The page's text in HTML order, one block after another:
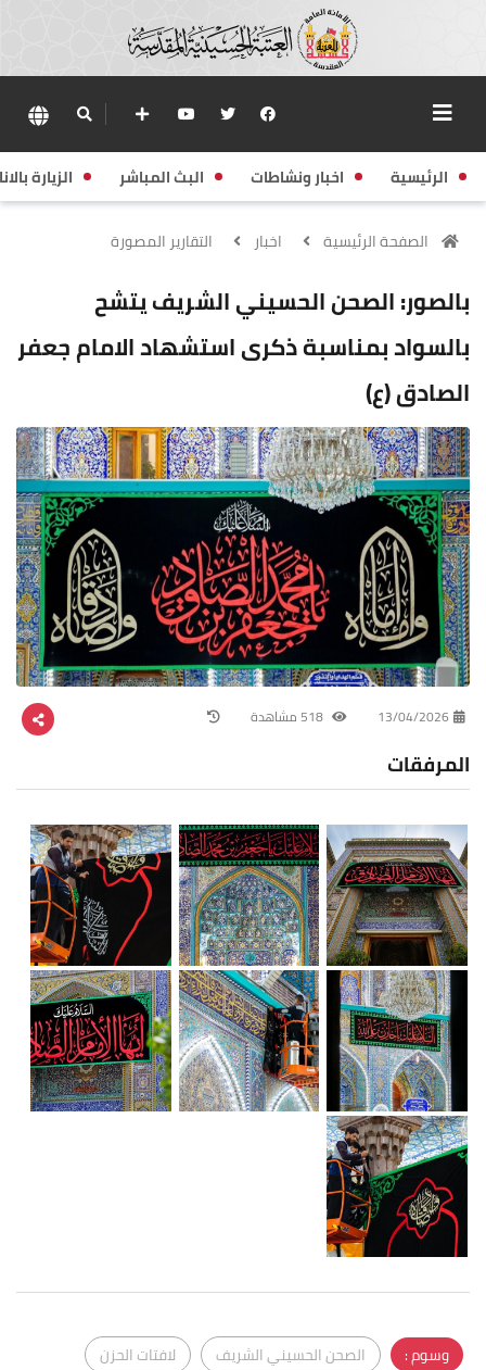
الرئيسية اخبار ونشاطات البث المباشر الزيارة
الصفحة الرئيسية اخبار التقارير المصورة
بالصور: الصحن الحسيني الشريف يتشح
بالسواد بمناسبة ذكرى استشهاد الامام جعفر
الصادق (ع)
13/04/2026
المرفقات
وسوم : الصحن الحسيني الشريف
لافتات الحزن